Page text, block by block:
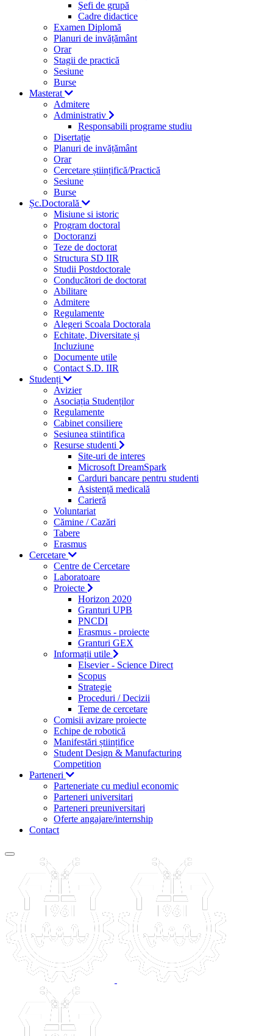
Şefi de grupă
Cadre didactice
Examen Diplomă
Planuri de invățământ
Orar
Stagii de practică
Sesiune
Burse
Masterat
Admitere
Administrativ
Responsabili programe studiu
Disertație
Planuri de invățământ
Orar
Cercetare științifică/Practică
Sesiune
Burse
Șc.Doctorală
Misiune si istoric
Program doctoral
Doctoranzi
Teze de doctorat
Structura SD IIR
Studii Postdoctorale
Conducători de doctorat
Abilitare
Admitere
Regulamente
Alegeri Scoala Doctorala
Echitate, Diversitate și
Incluziune
Documente utile
Contact S.D. IIR
Studenți
Avizier
Asociația Studenților
Regulamente
Cabinet consiliere
Sesiunea stiintifica
Resurse studenti
Site-uri de interes
Microsoft DreamSpark
Carduri bancare pentru studenti
Asistență medicală
Carieră
Voluntariat
Cămine / Cazări
Tabere
Erasmus
Cercetare
Centre de Cercetare
Laboratoare
Proiecte
Horizon 2020
Granturi UPB
PNCDI
Erasmus - proiecte
Granturi GEX
Informații utile
Elsevier - Science Direct
Scopus
Strategie
Proceduri / Decizii
Teme de cercetare
Comisii avizare proiecte
Echipe de robotică
Manifestări științifice
Student Design & Manufacturing
Competition
Parteneri
Parteneriate cu mediul economic
Parteneri universitari
Parteneri preuniversitari
Oferte angajare/internship
Contact